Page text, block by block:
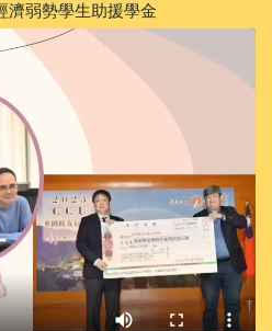
濟弱勢學生助援學金